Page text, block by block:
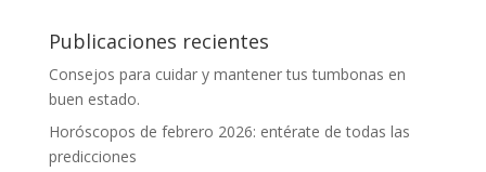
Publicaciones recientes
Consejos para cuidar y mantener tus tumbonas en
buen estado.
Horóscopos de febrero 2026: entérate de todas las
predicciones